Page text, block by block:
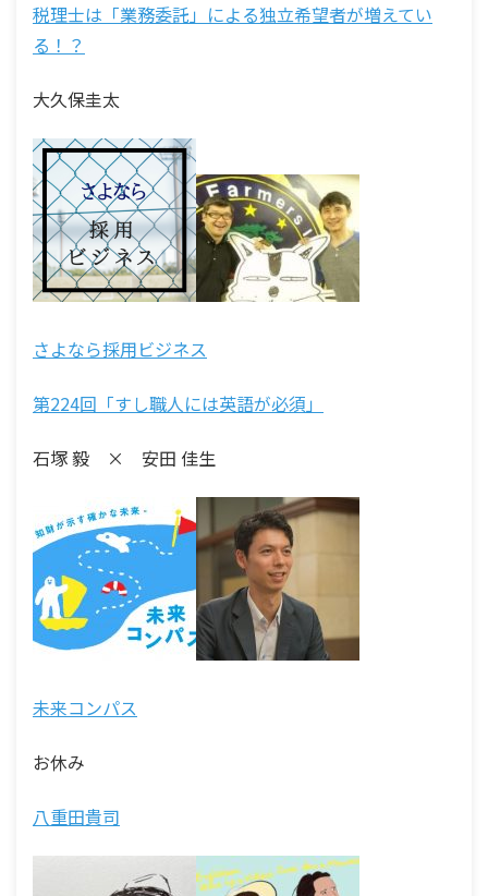
税理士は「業務委託」による独立希望者が増えてい
る！？
大久保圭太
さよなら採用ビジネス
第224回「すし職人には英語が必須」
石塚 毅 × 安田 佳生
未来コンパス
お休み
八重田貴司